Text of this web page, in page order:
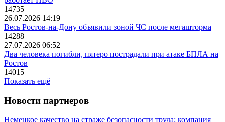
14735
26.07.2026 14:19
Весь Ростов-на-Дону объявили зоной ЧС после мегашторма
14288
27.07.2026 06:52
Два человека погибли, пятеро пострадали при атаке БПЛА на
Ростов
14015
Показать ещё
Новости партнеров
Немецкое качество на страже безопасности труда: компания